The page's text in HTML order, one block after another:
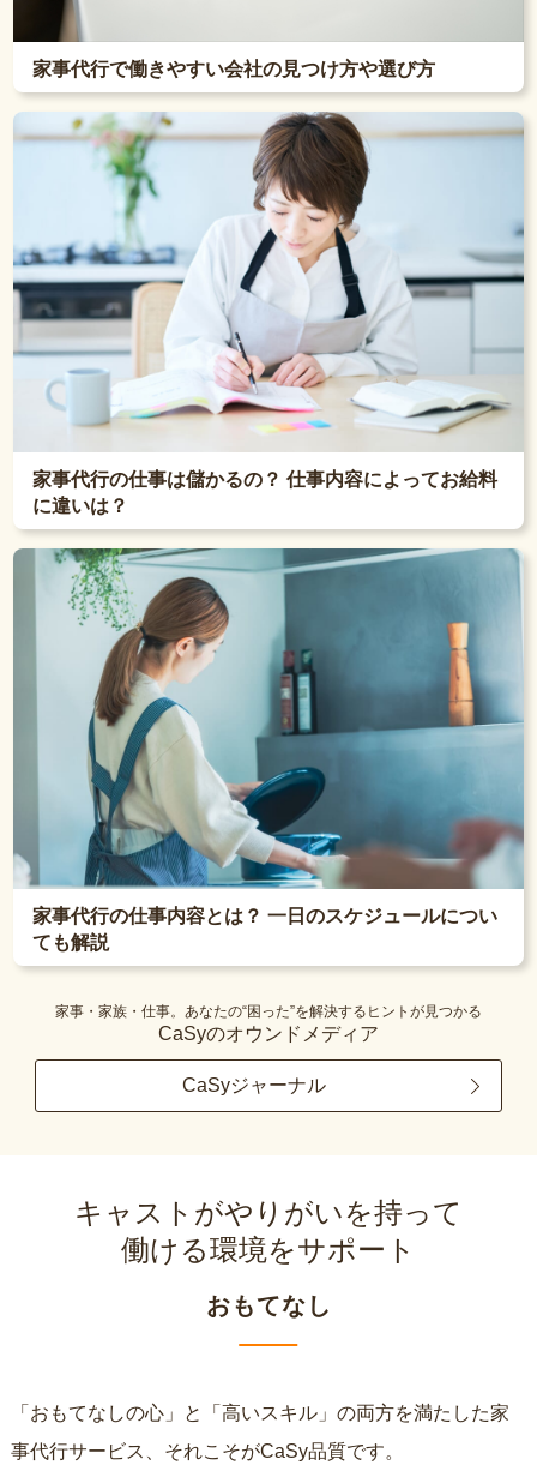
家事代行で働きやすい会社の見つけ方や選び方
家事代行の仕事は儲かるの？ 仕事内容によってお給料
に違いは？
家事代行の仕事内容とは？ 一日のスケジュールについ
ても解説
家事・家族・仕事。あなたの“困った”を解決するヒントが見つかる
CaSyのオウンドメディア
CaSyジャーナル
キャストがやりがいを持って
働ける環境をサポート
おもてなし
「おもてなしの心」と「高いスキル」の両方を満たした家
事代行サービス、それこそがCaSy品質です。